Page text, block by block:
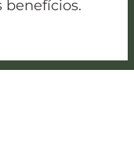
benefícios.